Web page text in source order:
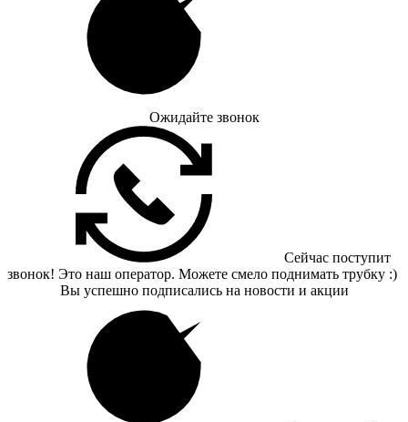
Ожидайте звонок
Сейчас поступит
звонок! Это наш оператор. Можете смело поднимать трубку :)
Вы успешно подписались на новости и акции